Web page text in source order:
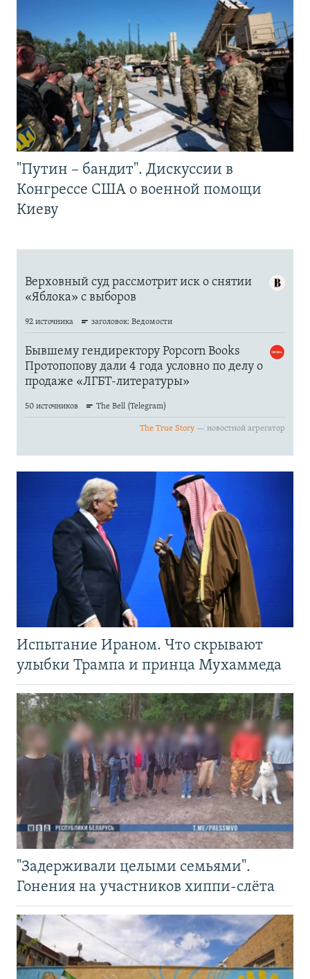
"Путин – бандит". Дискуссии в
Конгрессе США о военной помощи
Киеву
Испытание Ираном. Что скрывают
улыбки Трампа и принца Мухаммеда
"Задерживали целыми семьями".
Гонения на участников хиппи-слёта